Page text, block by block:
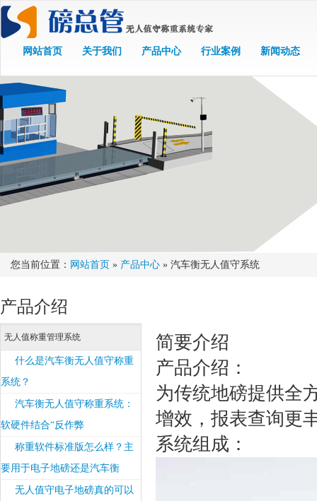
网站首页 关于我们 产品中心 行业案例 新闻动态
您当前位置： 网站首页 » 产品中心 » 汽车衡无人值守系统
产品介绍
无人值称重管理系统
什么是汽车衡无人值守称重
系统？
汽车衡无人值守称重系统：
软硬件结合“反作弊
称重软件标准版怎么样？主
要用于电子地磅还是汽车衡
无人值守电子地磅真的可以
简要介绍
产品介绍：
为传统地磅提供全
增效，报表查询更
系统组成：